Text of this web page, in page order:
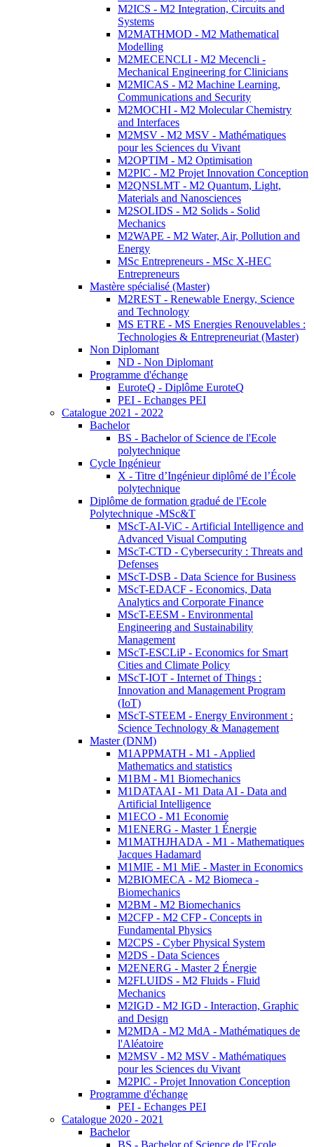
M2ICS - M2 Integration, Circuits and
Systems
M2MATHMOD - M2 Mathematical
Modelling
M2MECENCLI - M2 Mecencli -
Mechanical Engineering for Clinicians
M2MICAS - M2 Machine Learning,
Communications and Security
M2MOCHI - M2 Molecular Chemistry
and Interfaces
M2MSV - M2 MSV - Mathématiques
pour les Sciences du Vivant
M2OPTIM - M2 Optimisation
M2PIC - M2 Projet Innovation Conception
M2QNSLMT - M2 Quantum, Light,
Materials and Nanosciences
M2SOLIDS - M2 Solids - Solid
Mechanics
M2WAPE - M2 Water, Air, Pollution and
Energy
MSc Entrepreneurs - MSc X-HEC
Entrepreneurs
Mastère spécialisé (Master)
M2REST - Renewable Energy, Science
and Technology
MS ETRE - MS Energies Renouvelables :
Technologies & Entrepreneuriat (Master)
Non Diplomant
ND - Non Diplomant
Programme d'échange
EuroteQ - Diplôme EuroteQ
PEI - Echanges PEI
Catalogue 2021 - 2022
Bachelor
BS - Bachelor of Science de l'Ecole
polytechnique
Cycle Ingénieur
X - Titre d’Ingénieur diplômé de l’École
polytechnique
Diplôme de formation gradué de l'Ecole
Polytechnique -MSc&T
MScT-AI-ViC - Artificial Intelligence and
Advanced Visual Computing
MScT-CTD - Cybersecurity : Threats and
Defenses
MScT-DSB - Data Science for Business
MScT-EDACF - Economics, Data
Analytics and Corporate Finance
MScT-EESM - Environmental
Engineering and Sustainability
Management
MScT-ESCLiP - Economics for Smart
Cities and Climate Policy
MScT-IOT - Internet of Things :
Innovation and Management Program
(IoT)
MScT-STEEM - Energy Environment :
Science Technology & Management
Master (DNM)
M1APPMATH - M1 - Applied
Mathematics and statistics
M1BM - M1 Biomechanics
M1DATAAI - M1 Data AI - Data and
Artificial Intelligence
M1ECO - M1 Economie
M1ENERG - Master 1 Énergie
M1MATHJHADA - M1 - Mathematiques
Jacques Hadamard
M1MIE - M1 MiE - Master in Economics
M2BIOMECA - M2 Biomeca -
Biomechanics
M2BM - M2 Biomechanics
M2CFP - M2 CFP - Concepts in
Fundamental Physics
M2CPS - Cyber Physical System
M2DS - Data Sciences
M2ENERG - Master 2 Énergie
M2FLUIDS - M2 Fluids - Fluid
Mechanics
M2IGD - M2 IGD - Interaction, Graphic
and Design
M2MDA - M2 MdA - Mathématiques de
l'Aléatoire
M2MSV - M2 MSV - Mathématiques
pour les Sciences du Vivant
M2PIC - Projet Innovation Conception
Programme d'échange
PEI - Echanges PEI
Catalogue 2020 - 2021
Bachelor
BS - Bachelor of Science de l'Ecole